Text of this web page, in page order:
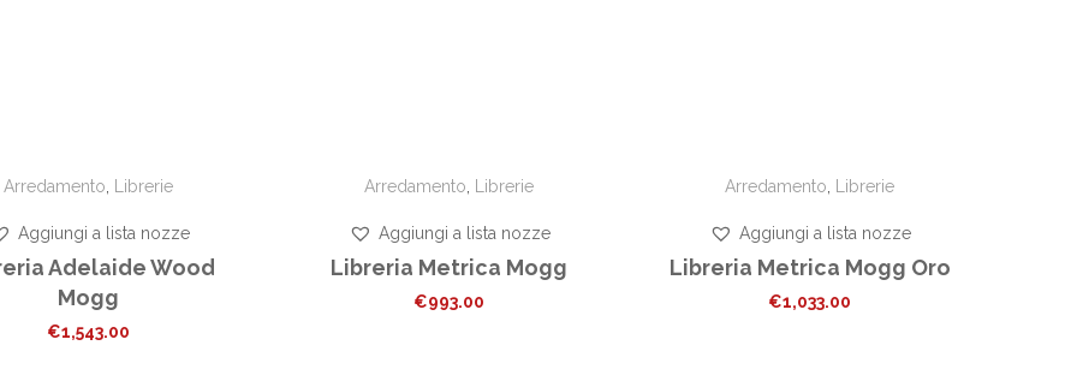
Arredamento, Librerie
Aggiungi a lista nozze
Adelaide Wood
Mogg
€1,543.00
Arredamento, Librerie
Aggiungi a lista nozze
Libreria Metrica Mogg
€993.00
Arredamento, Librerie
Aggiungi a lista nozze
Libreria Metrica Mogg Oro
€1,033.00